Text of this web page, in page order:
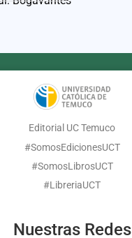
Editorial UC Temuco
#SomosEdicionesUCT
#SomosLibrosUCT
#LibreriaUCT
Nuestras Redes